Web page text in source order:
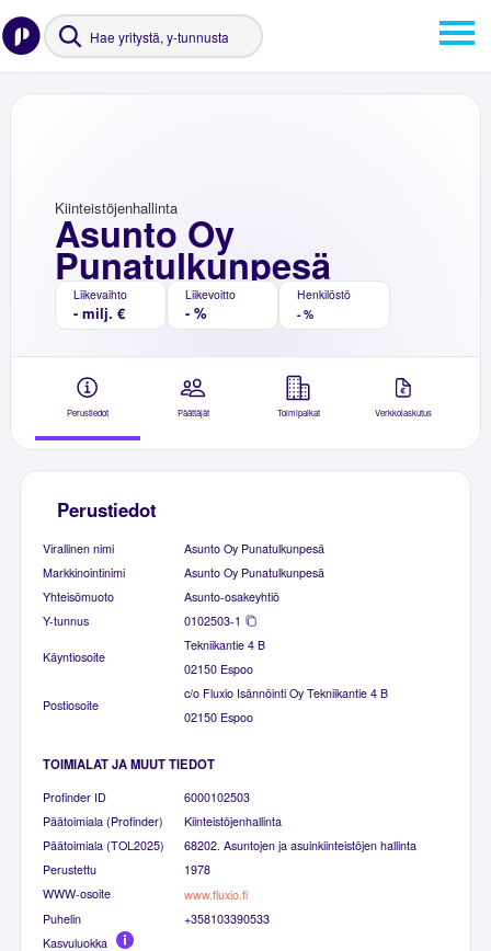
Asunto Oy
Punatulkunpesä
Kiinteistöjenhallinta
Liikevaihto
- milj. €
Liikevoitto
- %
Henkilöstö
- %
Perustiedot Päättäjät Toimipaikat Verkkolaskutus
Perustiedot
Virallinen nimi
Asunto Oy Punatulkunpesä
Markkinointinimi
Asunto Oy Punatulkunpesä
Yhteisömuoto
Asunto-osakeyhtiö
Y-tunnus
0102503-1
Käyntiosoite
Tekniikantie 4 B
02150 Espoo
Postiosoite
c/o Fluxio Isännöinti Oy Tekniikantie 4 B
02150 Espoo
TOIMIALAT JA MUUT TIEDOT
Profinder ID
6000102503
Päätoimiala (Profinder)
Kiinteistöjenhallinta
Päätoimiala (TOL2025)
68202. Asuntojen ja asuinkiinteistöjen hallinta
Perustettu
1978
WWW-osoite
www.fluxio.fi
Puhelin
+358103390533
Kasvuluokka